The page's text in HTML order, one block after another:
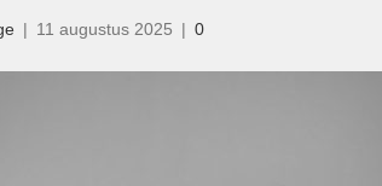
| 11 augustus 2025 | 0